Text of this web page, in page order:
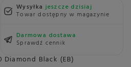
Wysyłkajeszcze dzisiaj
Towar dostępny w magazynie
Darmowa dostawa
Sprawdź cennik
Diamond Black (EB)